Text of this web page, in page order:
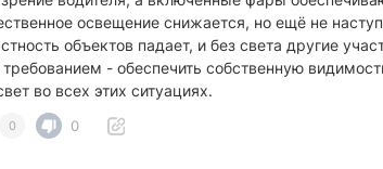
освещение снижается, но ещё не
объектов падает, и без света другие
- обеспечить собственную
во всех этих ситуациях.
0 0